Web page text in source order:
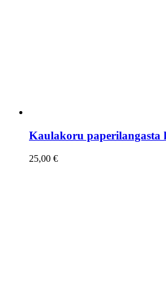
Kaulakoru paperilangasta
25,00 €